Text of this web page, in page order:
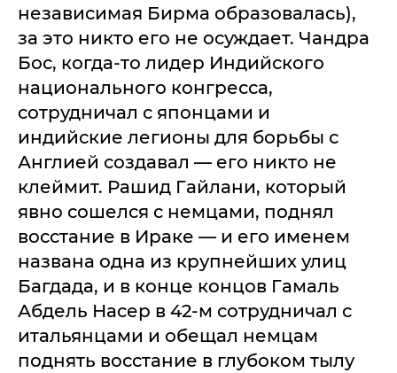
независимая Бирма образовалась),
за это никто его не осуждает. Чандра
Бос, когда-то лидер Индийского
национального конгресса,
сотрудничал с японцами и
индийские легионы для борьбы с
Англией создавал — его никто не
клеймит. Рашид Гайлани, который
явно сошелся с немцами, поднял
восстание в Ираке — и его именем
названа одна из крупнейших улиц
Багдада, и в конце концов Гамаль
Абдель Насер в 42-м сотрудничал с
итальянцами и обещал немцам
поднять восстание в глубоком тылу